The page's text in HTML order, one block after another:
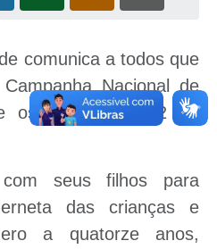
comunica a todos que
Nacional de
os dias 11 a 22 de
com seus filhos para
das crianças e
a quatorze anos,